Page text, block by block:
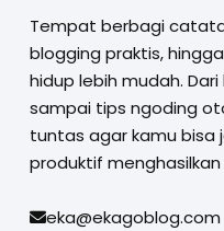
Tempat berbagi
blogging praktis,
hidup lebih mudah.
sampai tips ngoding
tuntas agar kamu
produktif
eka@ekagoblog.com